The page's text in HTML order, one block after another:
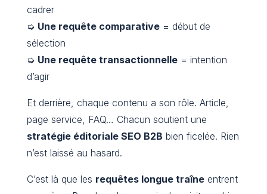
cadrer
➭ Une requête comparative= début de
sélection
➭ Une requête transactionnelle= intention
d’agir
Et derrière, chaque contenu a son rôle. Article,
page service, FAQ… Chacun soutient une
stratégie éditoriale SEO B2B bien ficelée. Rien
n’est laissé au hasard.
C’est là que les requêtes longue traîneentrent